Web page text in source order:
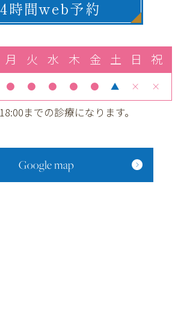
時間web予約
月 火 水 木 金 土 日 祝
● ● ● ● ● ▲ × ×
までの診療になります。
Google map